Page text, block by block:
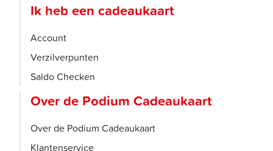
Ik heb een cadeaukaart
Account
Verzilverpunten
Saldo Checken
Over de Podium Cadeaukaart
Over de Podium Cadeaukaart
Klantenservice